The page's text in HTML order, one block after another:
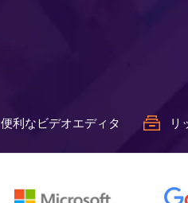
便利なビデオエディタ リ